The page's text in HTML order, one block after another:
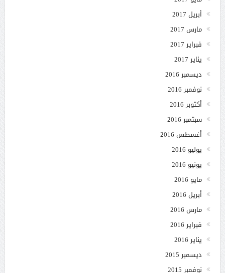
أبريل 2017
مارس 2017
فبراير 2017
يناير 2017
ديسمبر 2016
نوفمبر 2016
أكتوبر 2016
سبتمبر 2016
أغسطس 2016
يوليو 2016
يونيو 2016
مايو 2016
أبريل 2016
مارس 2016
فبراير 2016
يناير 2016
ديسمبر 2015
نوفمبر 2015